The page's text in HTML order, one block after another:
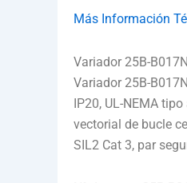
Más Información
Variador 25B-
Variador 25B-
IP20, UL-NEMA
vectorial de bucle
SIL2 Cat 3, par